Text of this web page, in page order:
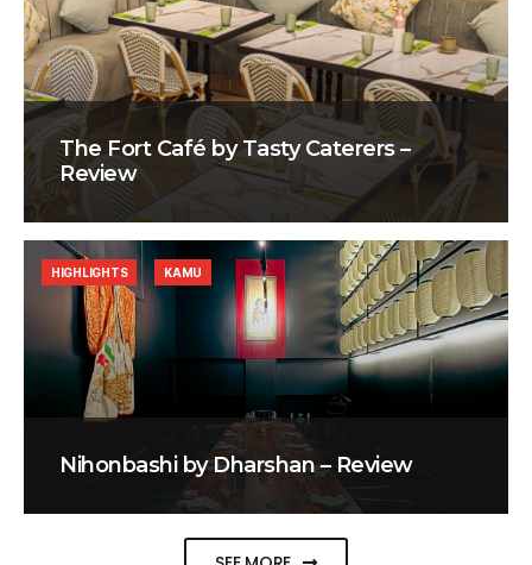
The Fort Café by Tasty Caterers –
Review
Nihonbashi by Dharshan – Review
HIGHLIGHTS KAMU